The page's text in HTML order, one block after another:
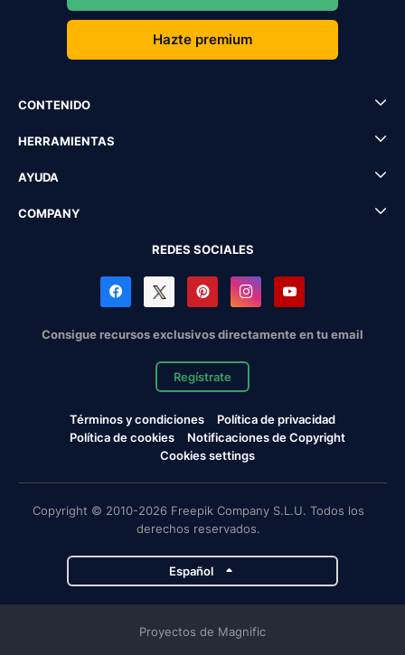
Hazte premium
CONTENIDO
HERRAMIENTAS
AYUDA
COMPANY
REDES SOCIALES
Consigue recursos exclusivos directamente en tu email
Regístrate
Términos y condiciones
Política de privacidad
Política de cookies
Notificaciones de Copyright
Cookies settings
Copyright © 2010-2026 Freepik Company S.L.U. Todos los
derechos reservados.
Español
Proyectos de Magnific